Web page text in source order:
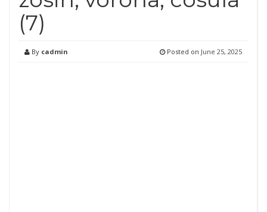
(7)
By cadmin Posted on June 25, 2025